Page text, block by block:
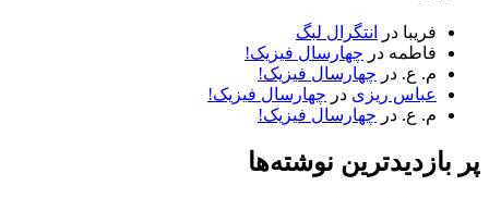
فریبا در
انتگرال لبگ
فاطمه در چهارسال فیزیک!
م. ع. در چهارسال فیزیک!
عباس ریزی در چهارسال فیزیک!
م. ع. در چهارسال فیزیک!
پر بازدیدترین نوشته‌ها